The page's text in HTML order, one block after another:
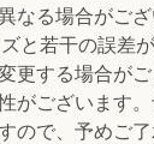
る場合がご
と若干の誤差
更する場合がご
ございます。
ので、予めご了